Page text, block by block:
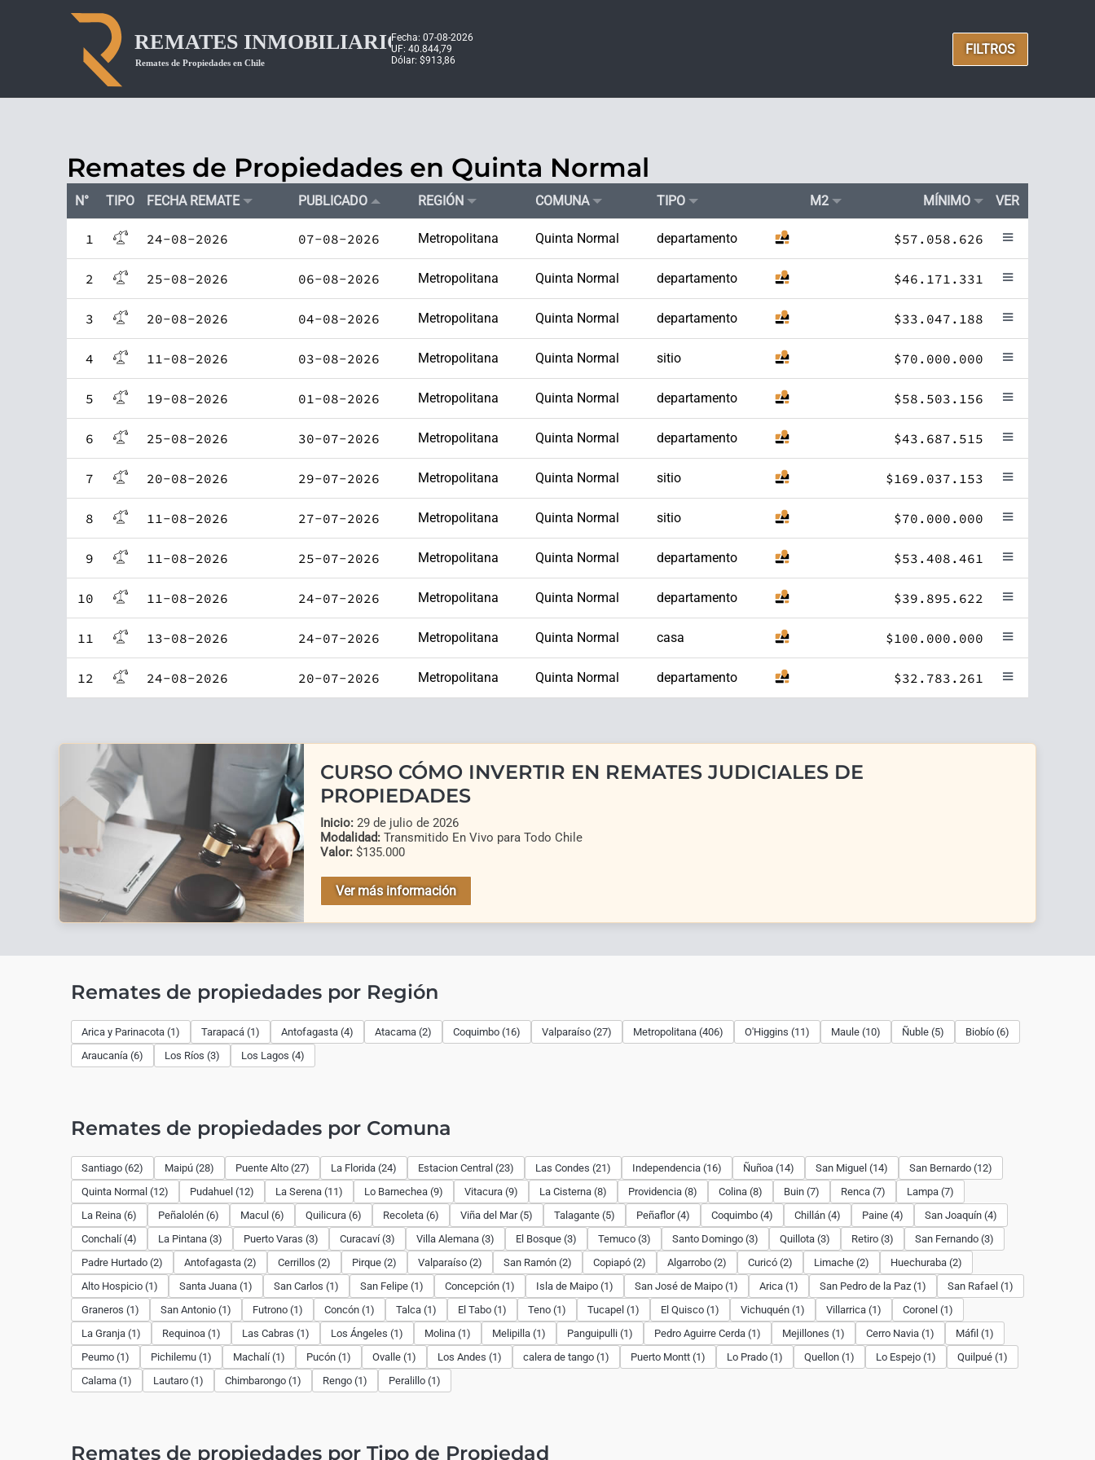
Fecha: 07-08-2026
UF: 40.844,79
Dólar: $913,86
FILTROS
Remates de Propiedades en Quinta Normal
N° TIPO FECHA REMATE PUBLICADO REGIÓN COMUNA TIPO M2 MÍNIMO VER
1 24-08-2026 07-08-2026 Metropolitana Quinta Normal departamento $57.058.626
2 25-08-2026 06-08-2026 Metropolitana Quinta Normal departamento $46.171.331
3 20-08-2026 04-08-2026 Metropolitana Quinta Normal departamento $33.047.188
4 11-08-2026 03-08-2026 Metropolitana Quinta Normal sitio $70.000.000
5 19-08-2026 01-08-2026 Metropolitana Quinta Normal departamento $58.503.156
6 25-08-2026 30-07-2026 Metropolitana Quinta Normal departamento $43.687.515
7 20-08-2026 29-07-2026 Metropolitana Quinta Normal sitio $169.037.153
8 11-08-2026 27-07-2026 Metropolitana Quinta Normal sitio $70.000.000
9 11-08-2026 25-07-2026 Metropolitana Quinta Normal departamento $53.408.461
10 11-08-2026 24-07-2026 Metropolitana Quinta Normal departamento $39.895.622
11 13-08-2026 24-07-2026 Metropolitana Quinta Normal casa $100.000.000
12 24-08-2026 20-07-2026 Metropolitana Quinta Normal departamento $32.783.261
CURSO CÓMO INVERTIR EN REMATES JUDICIALES DE
PROPIEDADES
Inicio: 29 de julio de 2026
Modalidad: Transmitido En Vivo para Todo Chile
Valor: $135.000
Ver más información
Remates de propiedades por Región
Arica y Parinacota (1) Tarapacá (1) Antofagasta (4) Atacama (2) Coquimbo (16) Valparaíso (27) Metropolitana (406) O'Higgins (11) Maule (10) Ñuble (5)
Biobío (6)
Araucanía (6)
Los Ríos (3) Los Lagos (4)
Remates de propiedades por Comuna
Santiago (62) Maipú (28) Puente Alto (27) La Florida (24) Estacion Central (23) Las Condes (21) Independencia (16) Ñuñoa (14) San Miguel (14)
San Bernardo (12)
Quinta Normal (12)
Pudahuel (12) La Serena (11) Lo Barnechea (9) Vitacura (9) La Cisterna (8) Providencia (8) Colina (8) Buin (7) Renca (7)
Lampa (7)
La Reina (6)
Peñalolén (6) Macul (6) Quilicura (6) Recoleta (6) Viña del Mar (5) Talagante (5) Peñaflor (4) Coquimbo (4) Chillán (4) Paine (4)
San Joaquín (4)
Conchalí (4)
La Pintana (3) Puerto Varas (3) Curacaví (3) Villa Alemana (3) El Bosque (3) Temuco (3) Santo Domingo (3) Quillota (3) Retiro (3)
San Fernando (3)
Padre Hurtado (2)
Antofagasta (2) Cerrillos (2) Pirque (2) Valparaíso (2) San Ramón (2) Copiapó (2) Algarrobo (2) Curicó (2) Limache (2)
Huechuraba (2)
Alto Hospicio (1)
Santa Juana (1) San Carlos (1) San Felipe (1) Concepción (1) Isla de Maipo (1) San José de Maipo (1) Arica (1) San Pedro de la Paz (1)
San Rafael (1)
Graneros (1)
San Antonio (1) Futrono (1) Concón (1) Talca (1) El Tabo (1) Teno (1) Tucapel (1) El Quisco (1) Vichuquén (1) Villarrica (1)
Coronel (1)
La Granja (1)
Requinoa (1) Las Cabras (1) Los Ángeles (1) Molina (1) Melipilla (1) Panguipulli (1) Pedro Aguirre Cerda (1) Mejillones (1) Cerro Navia (1)
Máfil (1)
Peumo (1)
Pichilemu (1) Machalí (1) Pucón (1) Ovalle (1) Los Andes (1) calera de tango (1) Puerto Montt (1) Lo Prado (1) Quellon (1) Lo Espejo (1)
Quilpué (1)
Calama (1)
Lautaro (1) Chimbarongo (1) Rengo (1) Peralillo (1)
Remates de propiedades por Tipo de Propiedad